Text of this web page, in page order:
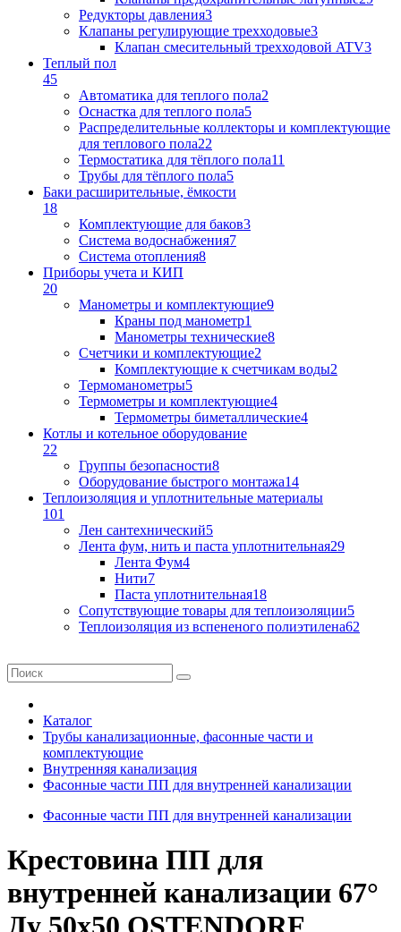
Редукторы давления3
Клапаны регулирующие трехходовые3
Клапан смесительный трехходовой ATV3
Теплый пол
45
Автоматика для теплого пола2
Оснастка для теплого пола5
Распределительные коллекторы и комплектующие
для теплового пола22
Термостатика для тёплого пола11
Трубы для тёплого пола5
Баки расширительные, ёмкости
18
Комплектующие для баков3
Система водоснабжения7
Система отопления8
Приборы учета и КИП
20
Манометры и комплектующие9
Краны под манометр1
Манометры технические8
Счетчики и комплектующие2
Комплектующие к счетчикам воды2
Термоманометры5
Термометры и комплектующие4
Термометры биметаллические4
Котлы и котельное оборудование
22
Группы безопасности8
Оборудование быстрого монтажа14
Теплоизоляция и уплотнительные материалы
101
Лен сантехнический5
Лента фум, нить и паста уплотнительная29
Лента Фум4
Нити7
Паста уплотнительная18
Сопутствующие товары для теплоизоляции5
Теплоизоляция из вспененого полиэтилена62
Каталог
Трубы канализационные, фасонные части и
комплектующие
Внутренняя канализация
Фасонные части ПП для внутренней канализации
Фасонные части ПП для внутренней канализации
Крестовина ПП для
внутренней канализации 67°
Ду 50х50 OSTENDORF